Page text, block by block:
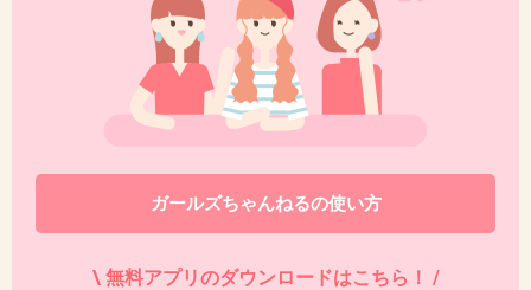
ガールズちゃんねるの使い方
\ 無料アプリのダウンロードはこちら！ /